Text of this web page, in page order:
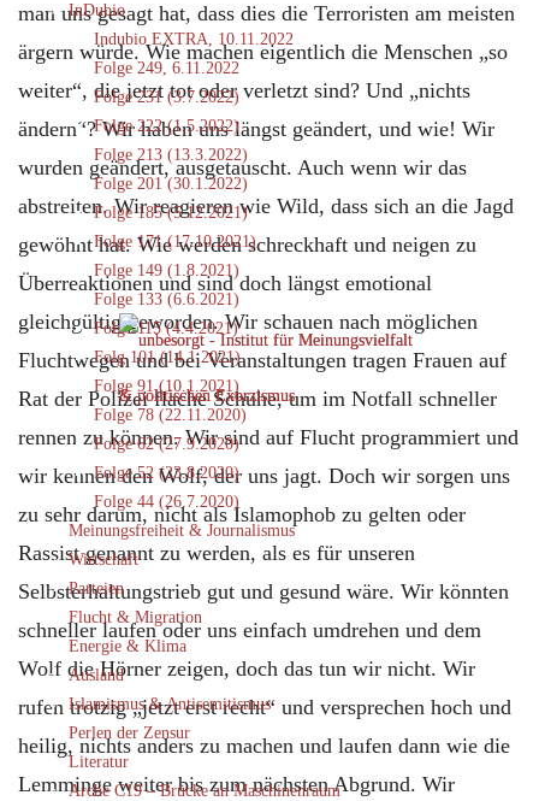
InDubio
Indubio EXTRA, 10.11.2022
Folge 249, 6.11.2022
Folge 231 (3.7.2022)
Folge 222 (1.5.2022)
Folge 213 (13.3.2022)
Folge 201 (30.1.2022)
Folge 185 (5.12.2021)
Folge 171 (17.10.2021)
Folge 149 (1.8.2021)
Folge 133 (6.6.2021)
Folge 115 (4.4.2021)
Folg 101 (14.1.2021)
Folge 91 (10.1.2021)
Folge 78 (22.11.2020)
Folge 62 (27.9.2020)
Folge 52 (23.8.2020)
Folge 44 (26.7.2020)
Meinungsfreiheit & Journalismus
Wirtschaft
Parteien
Flucht & Migration
Energie & Klima
Ausland
Islamismus & Antisemitismus
Perlen der Zensur
Literatur
Arche C19 – Brücke an Maschinenraum
man uns gesagt hat, dass dies die Terroristen am meisten
ärgern würde. Wie machen eigentlich die Menschen „so
weiter“, die jetzt tot oder verletzt sind? Und „nichts
ändern“? Wir haben uns längst geändert, und wie! Wir
wurden geändert, ausgetauscht. Auch wenn wir das
abstreiten. Wir reagieren wie Wild, dass sich an die Jagd
gewöhnt hat. Wie werden schreckhaft und neigen zu
Überreaktionen und sind doch längst emotional
gleichgültig geworden. Wir schauen nach möglichen
Fluchtwegen und bei Veranstaltungen tragen Frauen auf
Rat der Polizei flache Schuhe, um im Notfall schneller
rennen zu können. Wir sind auf Flucht programmiert und
wir kennen den Wolf, der uns jagt. Doch wir sorgen uns
zu sehr darum, nicht als Islamophob zu gelten oder
Rassist genannt zu werden, als es für unseren
Selbsterhaltungstrieb gut und gesund wäre. Wir könnten
schneller laufen oder uns einfach umdrehen und dem
Wolf die Hörner zeigen, doch das tun wir nicht. Wir
rufen trotzig „jetzt erst recht“ und versprechen hoch und
heilig, nichts anders zu machen und laufen dann wie die
Lemminge weiter bis zum nächsten Abgrund. Wir